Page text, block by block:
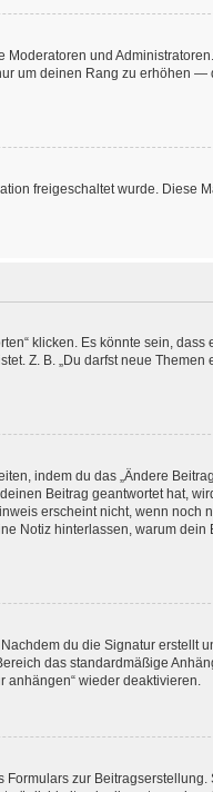
und
um deinen Rang zu erhöhen —
freigeschaltet wurde. Diese
klicken. Es könnte sein, dass
Z. B. „Du darfst neue Themen
indem du das „Ändere
Beitrag geantwortet hat,
erscheint nicht, wenn noch
Notiz hinterlassen, warum dein
du die Signatur erstellt
das standardmäßige
anhängen“ wieder deaktivieren.
zur